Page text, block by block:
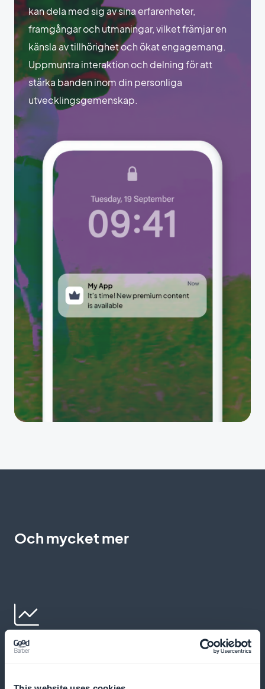
kan dela med sig av sina erfarenheter,
framgångar och utmaningar, vilket främjar en
känsla av tillhörighet och ökat engagemang.
Uppmuntra interaktion och delning för att
stärka banden inom din personliga
utvecklingsgemenskap.
Och mycket mer
Detaljerad statistik